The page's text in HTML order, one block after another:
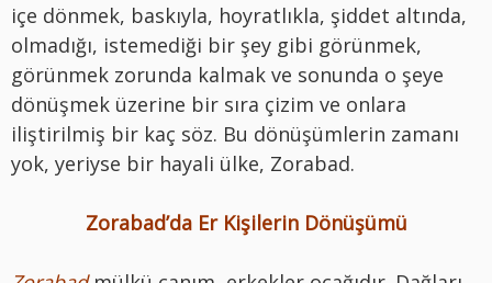
içe dönmek, baskıyla, hoyratlıkla, şiddet altında,
olmadığı, istemediği bir şey gibi görünmek,
görünmek zorunda kalmak ve sonunda o şeye
dönüşmek üzerine bir sıra çizim ve onlara
iliştirilmiş bir kaç söz. Bu dönüşümlerin zamanı
yok, yeriyse bir hayali ülke, Zorabad.
Zorabad’da Er Kişilerin Dönüşümü